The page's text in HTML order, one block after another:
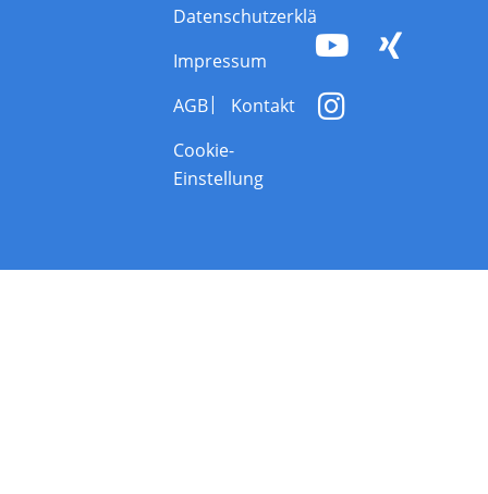
Datenschutzerklärung
Impressum
AGB
Kontakt
Cookie-
Einstellung